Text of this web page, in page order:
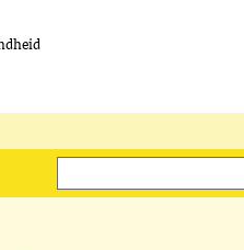
Zoeken